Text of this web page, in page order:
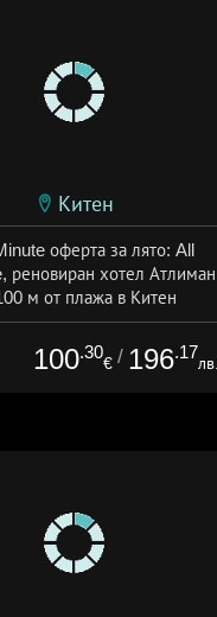
Китен
оферта за лято: All
реновиран хотел Атлиман
м от плажа в Китен
- 29.09 + all inclusive
100.30
€ / 196.17
лв.